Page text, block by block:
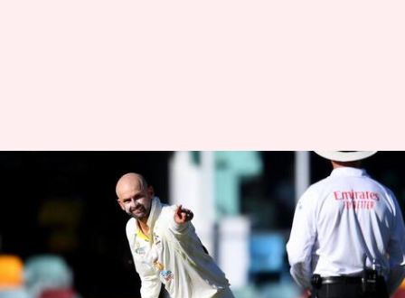
गाबा टेस्ट: 400 टेस्ट विकेट लेने वाले
पहले ऑस्ट्रेलियाई ऑफ-स्पिनर बने
नाथन लियोन
लेखन Neeraj Pandey Dec 11, 2021